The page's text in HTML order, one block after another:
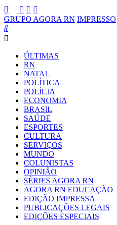
GRUPO AGORA RN IMPRESSO
ÚLTIMAS
RN
NATAL
POLÍTICA
POLÍCIA
ECONOMIA
BRASIL
SAÚDE
ESPORTES
CULTURA
SERVIÇOS
MUNDO
COLUNISTAS
OPINIÃO
SÉRIES AGORA RN
AGORA RN EDUCAÇÃO
EDIÇÃO IMPRESSA
PUBLICAÇÕES LEGAIS
EDIÇÕES ESPECIAIS